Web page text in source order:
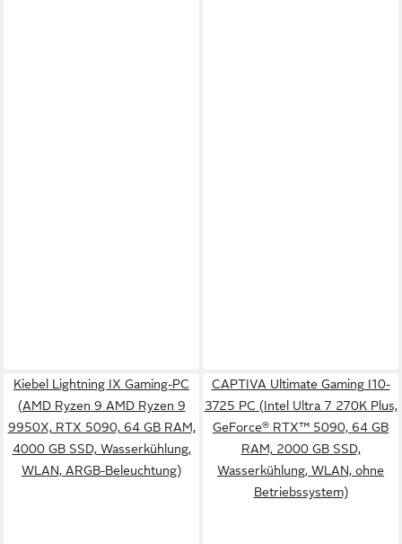
Kiebel Lightning IX Gaming-PC
(AMD Ryzen 9 AMD Ryzen 9
9950X, RTX 5090, 64 GB RAM,
4000 GB SSD, Wasserkühlung,
WLAN, ARGB-Beleuchtung)
CAPTIVA Ultimate Gaming I10-
3725 PC (Intel Ultra 7 270K Plus,
GeForce® RTX™ 5090, 64 GB
RAM, 2000 GB SSD,
Wasserkühlung, WLAN, ohne
Betriebssystem)